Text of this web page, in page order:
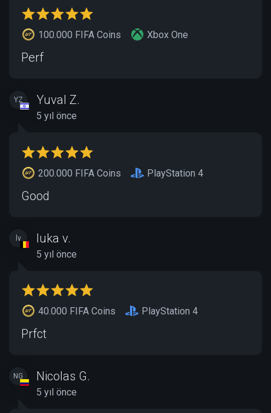
100.000 FIFA Coins Xbox One
Perf
YZ Yuval Z.
5 yıl önce
200.000 FIFA Coins PlayStation 4
Good
lv luka v.
5 yıl önce
40.000 FIFA Coins PlayStation 4
Prfct
NG Nicolas G.
5 yıl önce